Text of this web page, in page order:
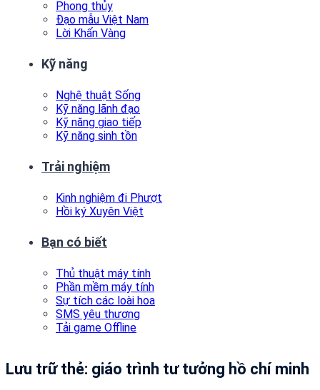
Phong thủy
Đạo mẫu Việt Nam
Lời Khấn Vàng
Kỹ năng
Nghệ thuật Sống
Kỹ năng lãnh đạo
Kỹ năng giao tiếp
Kỹ năng sinh tồn
Trải nghiệm
Kinh nghiệm đi Phượt
Hồi ký Xuyên Việt
Bạn có biết
Thủ thuật máy tính
Phần mềm máy tính
Sự tích các loài hoa
SMS yêu thương
Tải game Offline
Lưu trữ thẻ: giáo trình tư tưởng hồ chí minh